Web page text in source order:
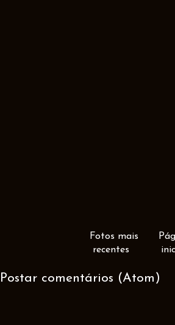
Fotos mais
recentes
Postar comentários (Atom)